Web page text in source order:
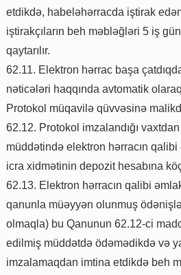
etdikdə, habeləhərracda iştirak
iştirakçıların beh məbləğləri 5 iş
qaytarılır.
62.11. Elektron hərrac başa
nəticələri haqqında avtomatik
Protokol müqavilə qüvvəsinə
62.12. Protokol imzalandığı
müddətində elektron hərracın qalibi
icra xidmətinin depozit hesabına
62.13. Elektron hərracın qalibi
qanunla müəyyən olunmuş
olmaqla) bu Qanunun 62.12-ci
edilmiş müddətdə ödəmədikdə və
imzalamaqdan imtina etdikdə beh